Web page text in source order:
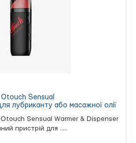
Otouch Sensual
лубриканту або масажної олії
Otouch Sensual Warmer & Dispenser
пристрій для .....